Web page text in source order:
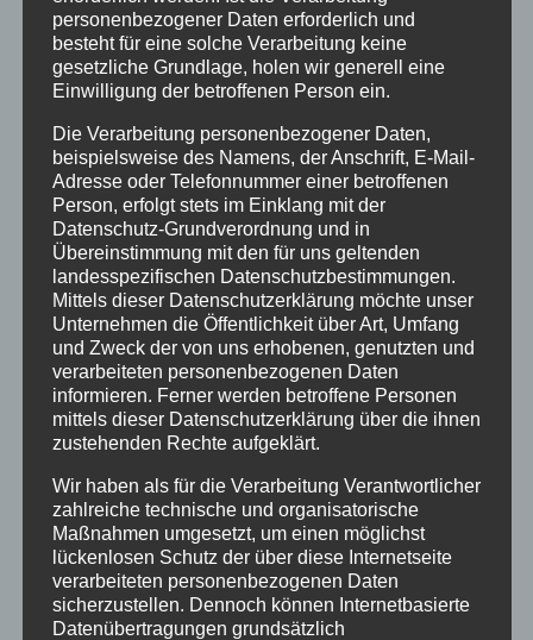
Neueste Beiträge
20 Jahre Erzgruben Burgberg –
Jubiläumssommer mit vielen besonderen
Erlebnissen
Halbzeit im Mikrozensus
Burgberger Dorfabende
Burgberger Weinfest
Vollsperrung der Staatsstraße 2007 in
Burgberg am 10. Juli 2026
Kategorien
Allgemein
Amtliche Bekanntmachungen
Bürgerinformationen
Fortbildungen
personenbezogener Daten erforderlich und
besteht für eine solche Verarbeitung keine
gesetzliche Grundlage, holen wir generell eine
Einwilligung der betroffenen Person ein.
Die Verarbeitung personenbezogener Daten,
beispielsweise des Namens, der Anschrift, E-Mail-
Adresse oder Telefonnummer einer betroffenen
Person, erfolgt stets im Einklang mit der
Datenschutz-Grundverordnung und in
Übereinstimmung mit den für uns geltenden
landesspezifischen Datenschutzbestimmungen.
Mittels dieser Datenschutzerklärung möchte unser
Unternehmen die Öffentlichkeit über Art, Umfang
und Zweck der von uns erhobenen, genutzten und
verarbeiteten personenbezogenen Daten
informieren. Ferner werden betroffene Personen
mittels dieser Datenschutzerklärung über die ihnen
zustehenden Rechte aufgeklärt.
Wir haben als für die Verarbeitung Verantwortlicher
zahlreiche technische und organisatorische
Maßnahmen umgesetzt, um einen möglichst
lückenlosen Schutz der über diese Internetseite
verarbeiteten personenbezogenen Daten
sicherzustellen. Dennoch können Internetbasierte
Datenübertragungen grundsätzlich